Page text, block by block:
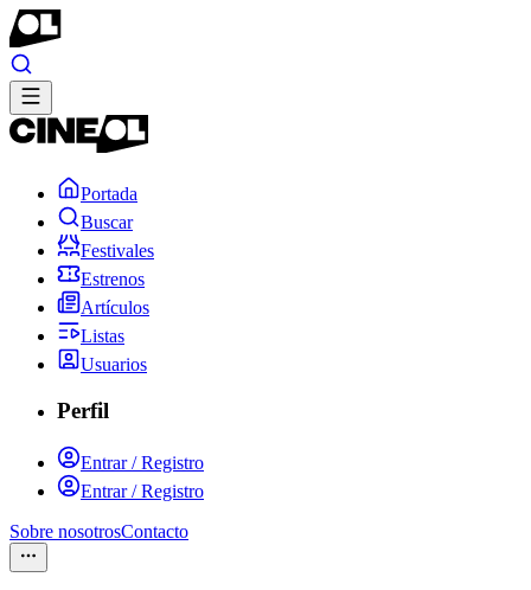
Portada
Buscar
Festivales
Estrenos
Artículos
Listas
Usuarios
Perfil
Entrar / Registro
Entrar / Registro
Sobre nosotrosContacto